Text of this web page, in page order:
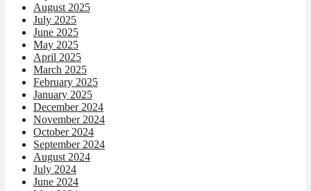
August 2025
July 2025
June 2025
May 2025
April 2025
March 2025
February 2025
January 2025
December 2024
November 2024
October 2024
September 2024
August 2024
July 2024
June 2024